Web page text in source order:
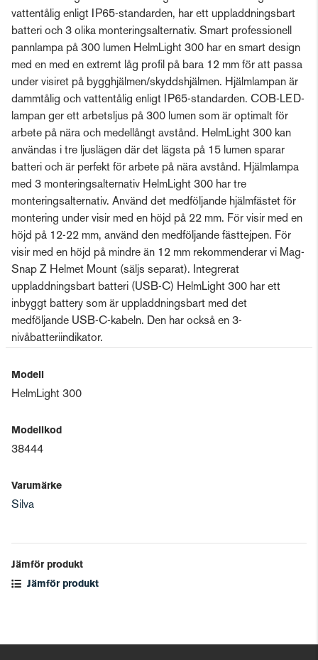
vattentålig enligt IP65-standarden, har ett uppladdningsbart
batteri och 3 olika monteringsalternativ. Smart professionell
pannlampa på 300 lumen HelmLight 300 har en smart design
med en med en extremt låg profil på bara 12 mm för att passa
under visiret på bygghjälmen/skyddshjälmen. Hjälmlampan är
dammtålig och vattentålig enligt IP65-standarden. COB-LED-
lampan ger ett arbetsljus på 300 lumen som är optimalt för
arbete på nära och medellångt avstånd. HelmLight 300 kan
användas i tre ljuslägen där det lägsta på 15 lumen sparar
batteri och är perfekt för arbete på nära avstånd. Hjälmlampa
med 3 monteringsalternativ HelmLight 300 har tre
monteringsalternativ. Använd det medföljande hjälmfästet för
montering under visir med en höjd på 22 mm. För visir med en
höjd på 12-22 mm, använd den medföljande fästtejpen. För
visir med en höjd på mindre än 12 mm rekommenderar vi Mag-
Snap Z Helmet Mount (säljs separat). Integrerat
uppladdningsbart batteri (USB-C) HelmLight 300 har ett
inbyggt battery som är uppladdningsbart med det
medföljande USB-C-kabeln. Den har också en 3-
nivåbatteriindikator.
Modell
HelmLight 300
Modellkod
38444
Varumärke
Silva
Jämför produkt
Jämför produkt